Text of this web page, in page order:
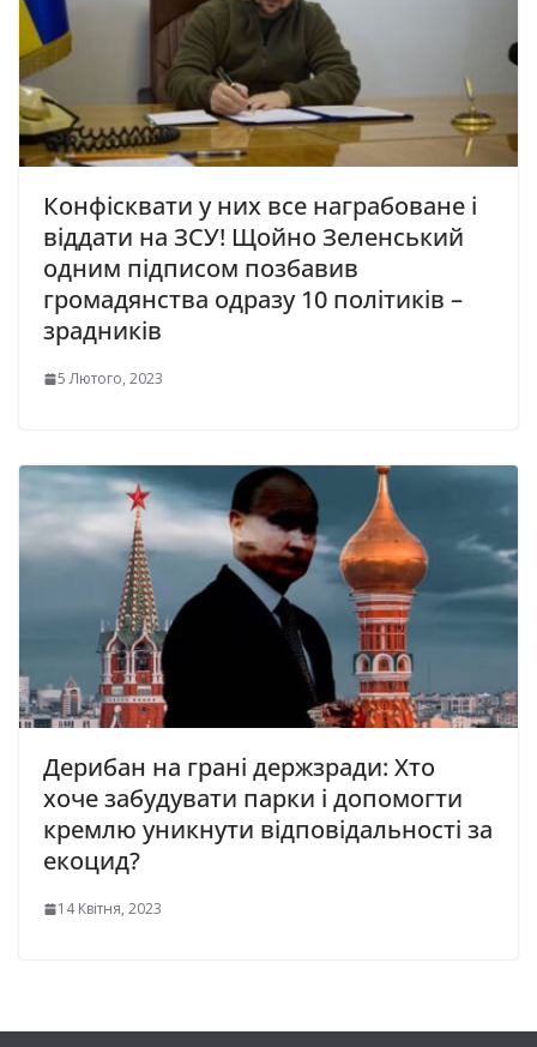
Конфісквати у них все награбоване і
віддати на ЗСУ! Щойно Зеленський
одним підписом позбавив
громадянства одразу 10 політиків –
зрадників
5 Лютого, 2023
Дерибан на грані держзради: Хто
хоче забудувати парки і допомогти
кремлю уникнути відповідальності за
екоцид?
14 Квітня, 2023